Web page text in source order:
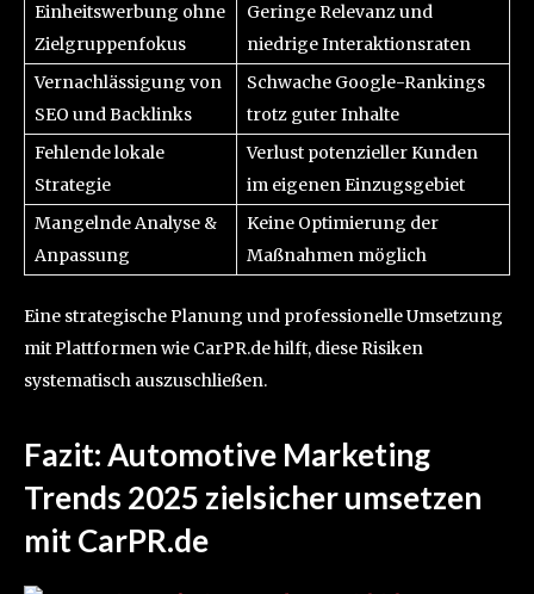
Einheitswerbung ohne
Zielgruppenfokus
Geringe Relevanz und
niedrige Interaktionsraten
Vernachlässigung von
SEO und Backlinks
Schwache Google-Rankings
trotz guter Inhalte
Fehlende lokale
Strategie
Verlust potenzieller Kunden
im eigenen Einzugsgebiet
Mangelnde Analyse &
Anpassung
Keine Optimierung der
Maßnahmen möglich
Eine strategische Planung und professionelle Umsetzung
mit Plattformen wie CarPR.de hilft, diese Risiken
systematisch auszuschließen.
Fazit: Automotive Marketing
Trends 2025 zielsicher umsetzen
mit CarPR.de